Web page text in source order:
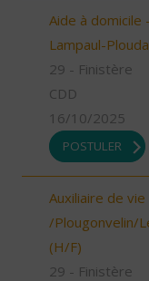
Aide à domicile
Lampaul-
29 - Finistère
CDD
16/10/2025
POSTULER
Auxiliaire de
/Plougonvelin/
(H/F)
29 - Finistère